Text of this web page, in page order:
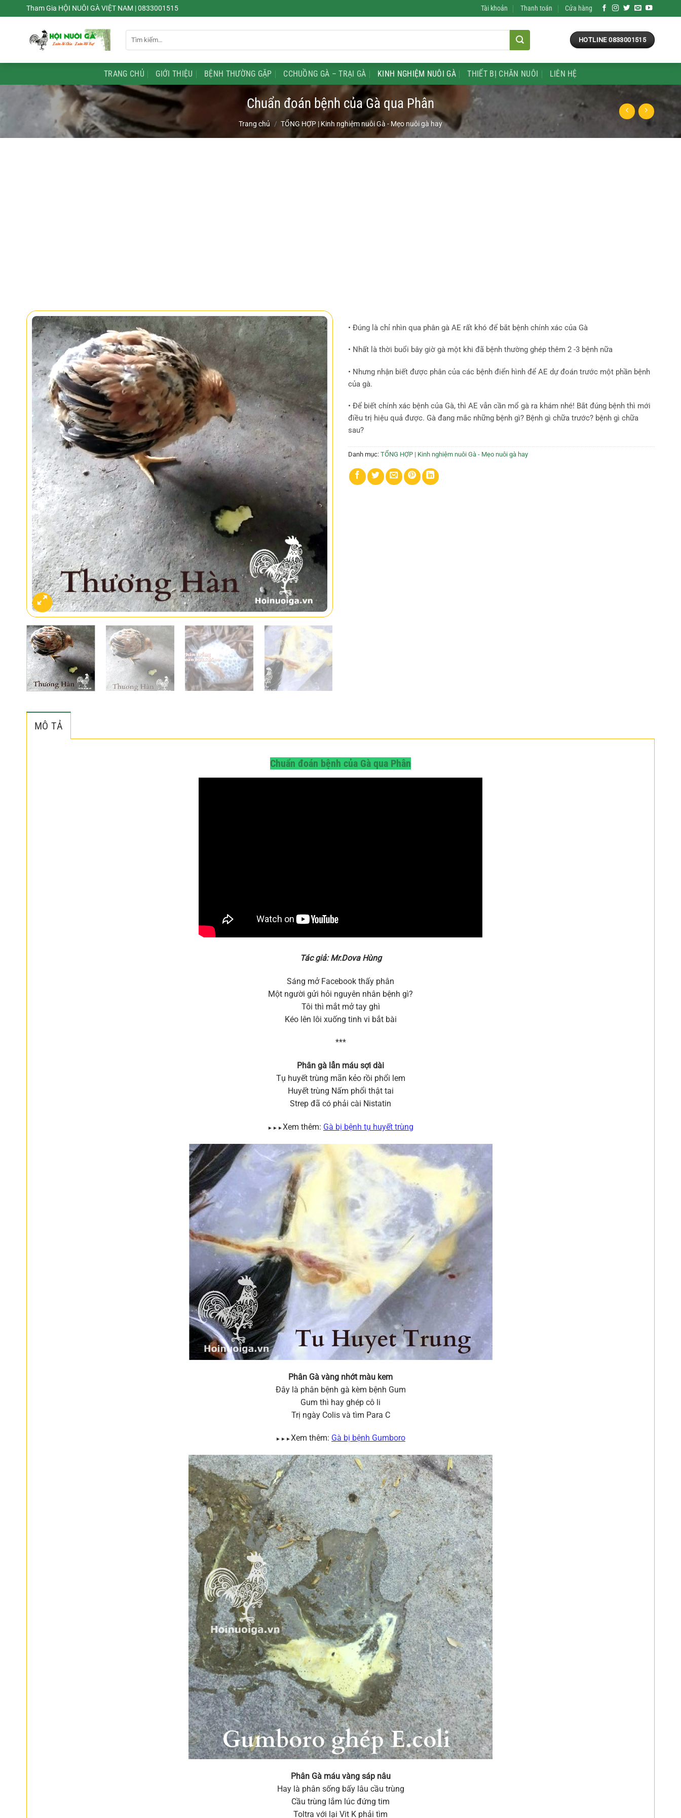
đến
Tham Gia HỘI NUÔI GÀ VIỆT NAM | 0833001515 Tài khoản Thanh toán Cửa hàng
kiếm:
HOTLINE 0833001515
TRANG CHỦ GIỚI THIỆU BỆNH THƯỜNG GẶP CCHUỒNG GÀ – TRẠI GÀ KINH NGHIỆM NUÔI GÀ THIẾT BỊ CHĂN NUÔI LIÊN HỆ
Chuẩn đoán bệnh của Gà qua Phân
Trang chủ / TỔNG HỢP | Kinh nghiệm nuôi Gà - Mẹo nuôi gà hay
• Đúng là chỉ nhìn qua phân gà AE rất khó để bắt bệnh chính xác của Gà
• Nhất là thời buổi bây giờ gà một khi đã bệnh thường ghép thêm 2 -3 bệnh nữa
• Nhưng nhận biết được phân của các bệnh điển hình để AE dự đoán trước một phần bệnh
của gà.
• Để biết chính xác bệnh của Gà, thì AE vẫn cần mổ gà ra khám nhé! Bắt đúng bệnh thì mới
điều trị hiệu quả được. Gà đang mắc những bệnh gì? Bệnh gì chữa trước? bệnh gì chữa
sau?
Danh mục: TỔNG HỢP | Kinh nghiệm nuôi Gà - Mẹo nuôi gà hay
MÔ TẢ
Chuẩn đoán bệnh của Gà qua Phân
Tác giả: Mr.Dova Hùng
Sáng mở Facebook thấy phân
Một người gửi hỏi nguyên nhân bệnh gì?
Tôi thì mắt mở tay ghì
Kéo lên lôi xuống tinh vi bắt bài
***
Phân gà lẫn máu sợi dài
Tụ huyết trùng mãn kẻo rồi phổi lem
Huyết trùng Nấm phổi thật tai
Strep đã có phải cài Nistatin
►►►Xem thêm: Gà bị bệnh tụ huyết trùng
Phân Gà vàng nhớt màu kem
Đây là phân bệnh gà kèm bệnh Gum
Gum thì hay ghép cô li
Trị ngày Colis và tìm Para C
►►►Xem thêm: Gà bị bệnh Gumboro
Phân Gà máu vàng sáp nâu
Hay là phân sống bấy lâu cầu trùng
Cầu trùng lắm lúc đứng tim
Toltra với lại Vit K phải tìm